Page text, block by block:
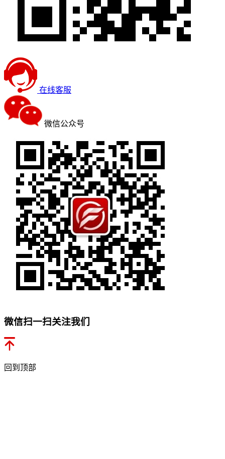
在线客服
微信公众号
微信扫一扫关注我们
回到顶部